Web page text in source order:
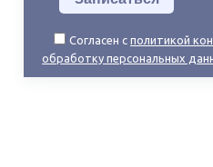
Согласен сполитикой
обработку персональных